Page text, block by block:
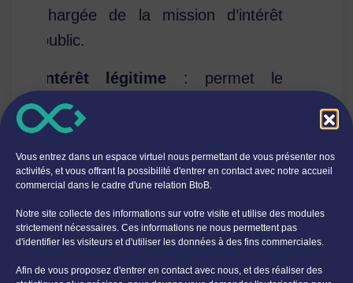
Vous entrez dans un espace virtuel nous permettant de vous présenter nos
activités, et vous offrant la possibilité d'entrer en contact avec notre accueil
commercial dans le cadre d'une relation BtoB.
Notre site collecte des informations sur votre visite et utilise des modules
strictement nécessaires. Ces informations ne nous permettent pas
d'identifier les visiteurs et d'utiliser les données à des fins commerciales.
Afin de vous proposez d'entrer en contact avec nous, et des réaliser des
chargée de la mission d’intérêt
public.
Intérêt légitime : permet le
traitement si les intérêts du
responsable ou d’un tiers priment
sur les droits et libertés des
personnes concernées.
accessible aux autorités publiques